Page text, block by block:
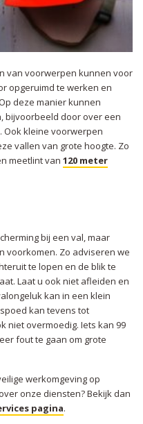
van voorwerpen kunnen voor
opgeruimd te werken en
deze manier kunnen
bijvoorbeeld door over een
Ook kleine voorwerpen
vallen van grote hoogte. Zo
meetlint van 120 meter
bij een val, maar
voorkomen. Zo adviseren we
te lopen en de blik te
Laat u ook niet afleiden en
kan in een klein
kan tevens tot
niet overmoedig. Iets kan 99
fout te gaan om grote
werkomgeving op
onze diensten? Bekijk dan
pagina.